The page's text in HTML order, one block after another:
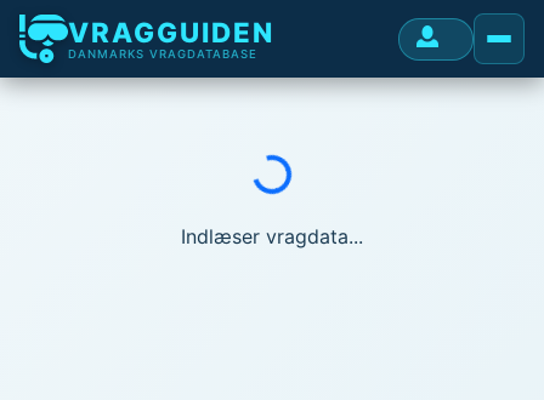
VRAGGUIDEN
DANMARKS VRAGDATABASE
Indlæser...
Indlæser vragdata...